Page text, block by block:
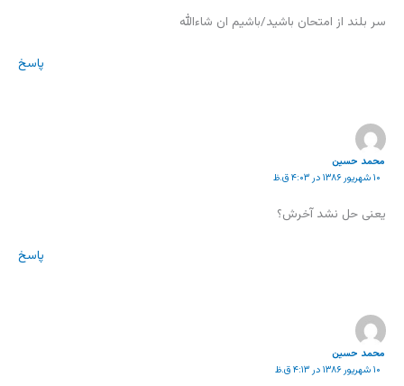
سر بلند از امتحان باشید/باشیم ان شاءالله
پاسخ
محمد حسین
۱۰ شهریور ۱۳۸۶ در ۴:۰۳ ق.ظ
یعنی حل نشد آخرش؟
پاسخ
محمد حسین
۱۰ شهریور ۱۳۸۶ در ۴:۱۳ ق.ظ